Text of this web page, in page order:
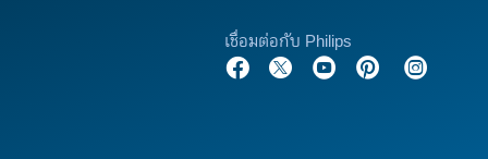
เชื่อมต่อกับ Philips